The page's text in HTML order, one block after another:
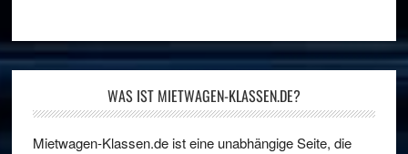
WAS IST MIETWAGEN-KLASSEN.DE?
Mietwagen-Klassen.de ist eine unabhängige Seite, die